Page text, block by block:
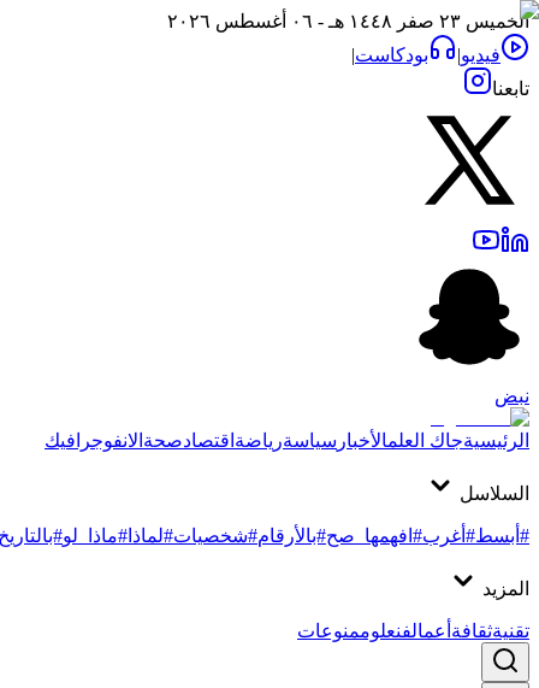
الخميس ٢٣ صفر ١٤٤٨ هـ - ٠٦ أغسطس ٢٠٢٦
فيديو| بودكاست|
تابعنا
نبض
الرئيسيةجاك العلمالأخبار سياسةرياضةاقتصادصحةالانفوجرافيك
السلاسل
#أبسط#أغرب#افهمها_صح#بالأرقام#شخصيات#لماذا #ماذا_لو#بالتاريخ
المزيد
تقنيةثقافةأعمالفنعلوممنوعات